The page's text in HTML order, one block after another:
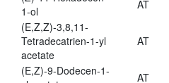
1-ol
AT
(E,Z,Z)-3,8,11-
Tetradecatrien-1-yl
acetate
AT
(E,Z)-9-Dodecen-1-
AT